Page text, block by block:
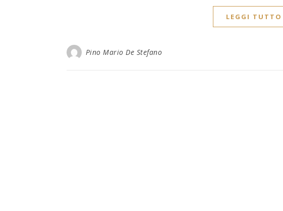
LEGGI TUTTO
Pino Mario De Stefano